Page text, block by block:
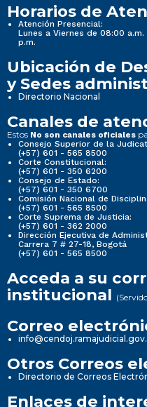
Horarios de
Atención Presencial:
Lunes a Viernes de 08:00
p.m.
Ubicación de
y Sedes
Directorio Nacional
Canales de
Estos No son canales oficiales
Consejo Superior de la
(+57) 601 - 565 8500
Corte Constitucional:
(+57) 601 - 350 6200
Consejo de Estado:
(+57) 601 - 350 6700
Comisión Nacional de
(+57) 601 - 565 8500
Corte Suprema de Justicia:
(+57) 601 - 362 2000
Dirección Ejecutiva de
Carrera 7 # 27-18, Bogotá
(+57) 601 - 565 8500
Acceda a su
institucional
Correo
Otros Correos
Directorio de Correos
Enlaces de